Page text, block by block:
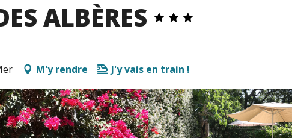
ALBÈRES
M'y rendre J'y vais en train !